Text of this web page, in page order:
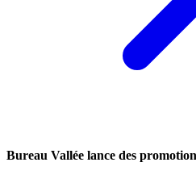
Bureau Vallée lance des